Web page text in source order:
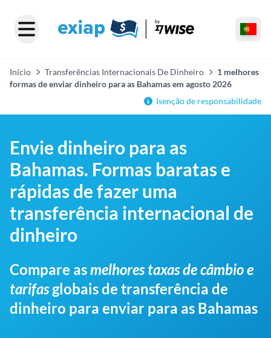
Início Transferências Internacionais De Dinheiro
1 melhores
formas de enviar dinheiro para as Bahamas em agosto 2026
Isenção de responsabilidade
Envie dinheiro para as
Bahamas. Formas baratas e
rápidas de fazer uma
transferência internacional de
dinheiro
Compare asmelhores taxas de câmbio e
tarifasglobais de transferência de
dinheiro para enviar para as Bahamas